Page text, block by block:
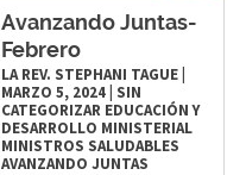
Avanzando Juntas-
Febrero
LA REV. STEPHANI TAGUE
MARZO 5, 2024 SIN
CATEGORIZAR EDUCACIÓN Y
DESARROLLO MINISTERIAL
MINISTROS SALUDABLES
AVANZANDO JUNTAS